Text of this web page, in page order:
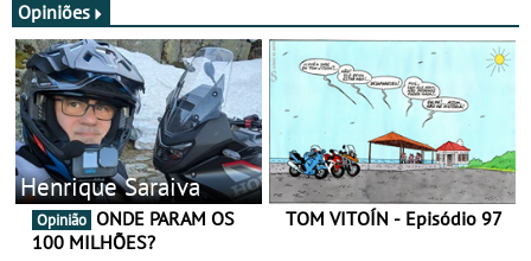
Opiniões
Henrique Saraiva
Opinião
100 MILHÕES?
TOM VITOÍN - Episódio 97